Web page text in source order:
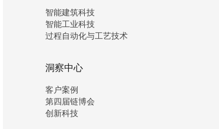
智能建筑科技
智能工业科技
过程自动化与工艺技术
洞察中心
客户案例
第四届链博会
创新科技